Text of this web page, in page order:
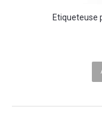
Etiqueteuse